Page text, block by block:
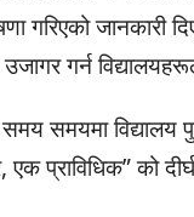
गरिएको जानकारी
गर्न
समयमा विद्यालय
को